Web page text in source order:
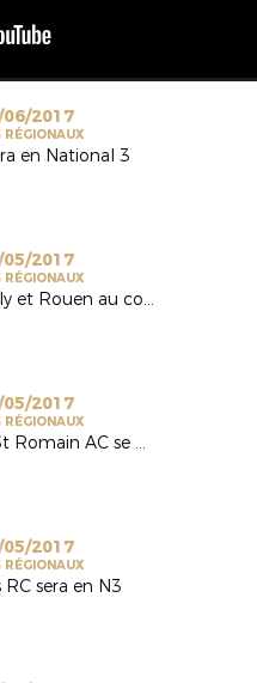
2017
RÉGIONAUX
en National 3
2017
RÉGIONAUX
Grand Quevilly et Rouen au coude à coude
2017
RÉGIONAUX
Le FC EU et St Romain AC se neutralisent
2017
RÉGIONAUX
sera en N3